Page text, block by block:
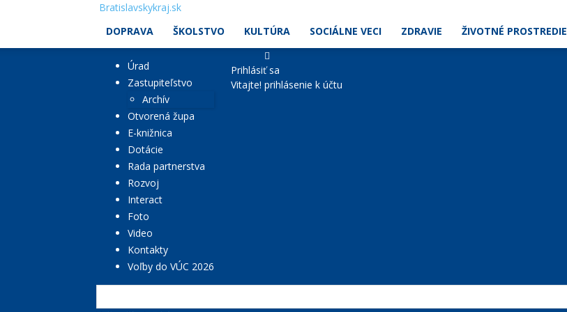
Bratislavskykraj.sk
DOPRAVA
ŠKOLSTVO KULTÚRA SOCIÁLNE VECI ZDRAVIE ŽIVOTNÉ PROSTREDIE
Úrad
Zastupiteľstvo
Archív
Otvorená župa
E-knižnica
Dotácie
Rada partnerstva
Rozvoj
Interact
Foto
Video
Kontakty
Voľby do VÚC 2026
Prihlásiť sa
Vitajte! prihlásenie k účtu